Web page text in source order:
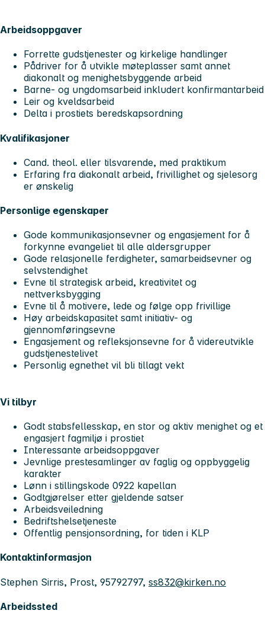
Arbeidsoppgaver
Forrette gudstjenester og kirkelige handlinger
Pådriver for å utvikle møteplasser samt annet
diakonalt og menighetsbyggende arbeid
Barne- og ungdomsarbeid inkludert konfirmantarbeid
Leir og kveldsarbeid
Delta i prostiets beredskapsordning
Kvalifikasjoner
Cand. theol. eller tilsvarende, med praktikum
Erfaring fra diakonalt arbeid, frivillighet og sjelesorg
er ønskelig
Personlige egenskaper
Gode kommunikasjonsevner og engasjement for å
forkynne evangeliet til alle aldersgrupper
Gode relasjonelle ferdigheter, samarbeidsevner og
selvstendighet
Evne til strategisk arbeid, kreativitet og
nettverksbygging
Evne til å motivere, lede og følge opp frivillige
Høy arbeidskapasitet samt initiativ- og
gjennomføringsevne
Engasjement og refleksjonsevne for å videreutvikle
gudstjenestelivet
Personlig egnethet vil bli tillagt vekt
Vi tilbyr
Godt stabsfellesskap, en stor og aktiv menighet og et
engasjert fagmiljø i prostiet
Interessante arbeidsoppgaver
Jevnlige prestesamlinger av faglig og oppbyggelig
karakter
Lønn i stillingskode 0922 kapellan
Godtgjørelser etter gjeldende satser
Arbeidsveiledning
Bedriftshelsetjeneste
Offentlig pensjonsordning, for tiden i KLP
Kontaktinformasjon
Stephen Sirris, Prost, 95792797, ss832@kirken.no
Arbeidssted